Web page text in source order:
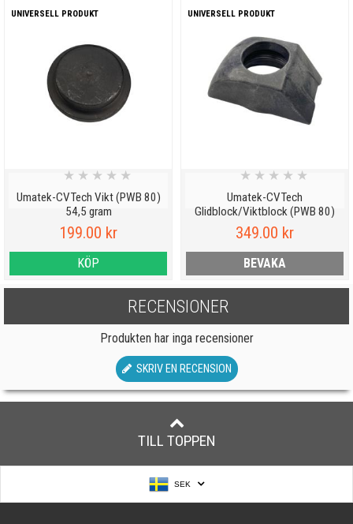
UNIVERSELL PRODUKT
Umatek-CVTech Vikt (PWB 80)
54,5 gram
★ ★ ★ ★ ★
199.00 kr
KÖP
UNIVERSELL PRODUKT
Umatek-CVTech
Glidblock/Viktblock (PWB 80)
★ ★ ★ ★ ★
349.00 kr
BEVAKA
RECENSIONER
Produkten har inga recensioner
SKRIV EN RECENSION
TILL TOPPEN
SEK